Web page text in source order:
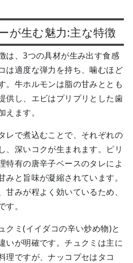
が生む魅力:主な特徴
は、3つの具材が生み出す食感
は適度な弾力を持ち、噛むほど
。牛ホルモンは脂の甘みととも
供し、エビはプリプリとした歯
ます。
レで煮込むことで、それぞれの
、深いコクが生まれます。ピリ
特有の唐辛子ベースのタレによ
みと旨味が凝縮されています。
みが程よく効いているため、
。
クミ(イイダコの辛い炒め物)と
いが明確です。チュクミは主に
理ですが、ナッコプセはタコ